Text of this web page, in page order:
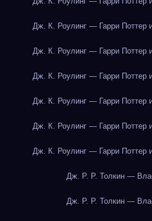
Дж. К. Роулинг — Гарри Поттер
Дж. К. Роулинг — Гарри Поттер
Дж. К. Роулинг — Гарри Поттер
Дж. К. Роулинг — Гарри Поттер
Дж. К. Роулинг — Гарри Поттер
Дж. К. Роулинг — Гарри Поттер
Дж. Р. Р. Толкин —
Дж. Р. Р. Толкин —